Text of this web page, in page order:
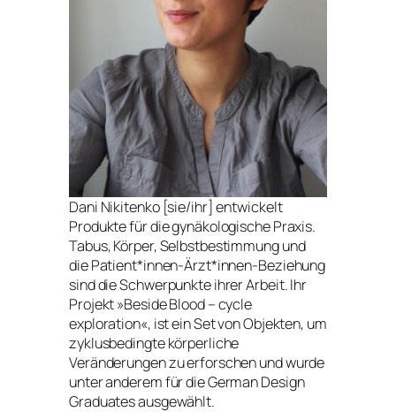
Dani Nikitenko [sie/ihr] entwickelt
Produkte für die gynäkologische Praxis.
Tabus, Körper, Selbstbestimmung und
die Patient*innen-Ärzt*innen-Beziehung
sind die Schwerpunkte ihrer Arbeit. Ihr
Projekt »Beside Blood – cycle
exploration«, ist ein Set von Objekten, um
zyklusbedingte körperliche
Veränderungen zu erforschen und wurde
unter anderem für die German Design
Graduates ausgewählt.